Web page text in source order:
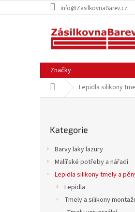
na
info@ZasilkovnaBarev.cz
Značky
Domů Lepidla silikony
kategorie
Kategorie
Barvy laky lazury
Malířské potřeby a nářadí
Lepidla silikony tmely a
Lepidla
Tmely a silikony